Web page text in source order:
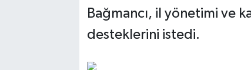
Bağmancı, il yönetimi ve
desteklerini istedi.